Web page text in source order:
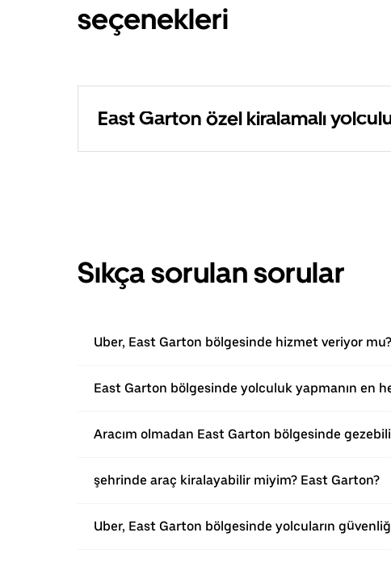
seçenekleri
East Garton özel kiralamalı
Sıkça sorulan sorular
Uber, East Garton bölgesinde hizmet veriyor mu?
East Garton bölgesinde yolculuk yapmanın en
Aracım olmadan East Garton bölgesinde
şehrinde araç kiralayabilir miyim? East Garton?
Uber, East Garton bölgesinde yolcuların